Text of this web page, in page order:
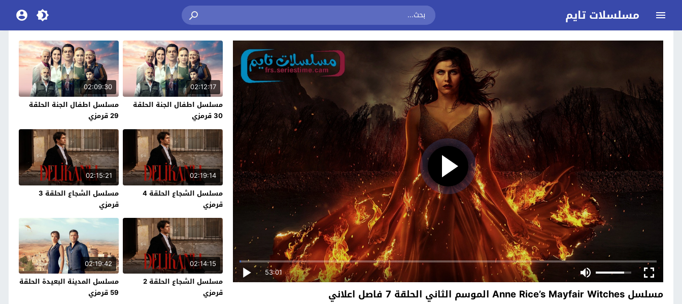
مسلسلات تايم
53:01
مسلسل Anne Rice’s Mayfair Witches الموسم الثاني الحلقة 7 فاصل اعلاني
02:12:17
مسلسل اطفال الجنة الحلقة
30 قرمزي
02:09:30
مسلسل اطفال الجنة الحلقة
29 قرمزي
02:19:14
مسلسل الشجاع الحلقة 4
قرمزي
02:15:21
مسلسل الشجاع الحلقة 3
قرمزي
02:14:15
مسلسل الشجاع الحلقة 2
قرمزي
02:19:42
مسلسل المدينة البعيدة الحلقة
59 قرمزي